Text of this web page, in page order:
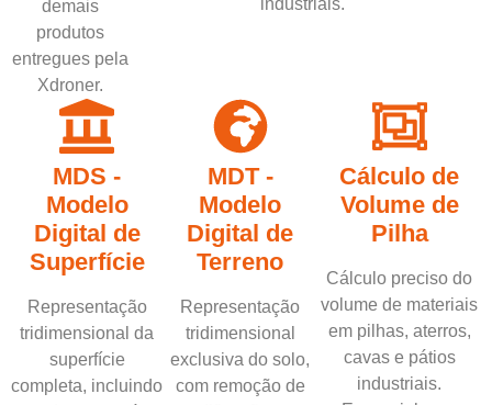
demais
produtos
entregues pela
Xdroner.
industriais.
MDS -
Modelo
Digital de
Superfície
Representação
tridimensional da
superfície
completa, incluindo
MDT -
Modelo
Digital de
Terreno
Representação
tridimensional
exclusiva do solo,
com remoção de
Cálculo de
Volume de
Pilha
Cálculo preciso do
volume de materiais
em pilhas, aterros,
cavas e pátios
industriais.